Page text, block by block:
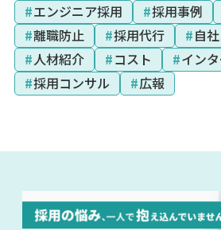
#エンジニア採用 #採用事例
#離職防止 #採用代行 #自
#人材紹介 #コスト #イン
#採用コンサル #広報